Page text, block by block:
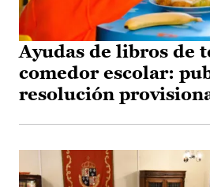
Ayudas de libros de
comedor escolar:
resolución